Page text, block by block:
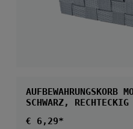
Regulärer Preis:
€ 6,29*